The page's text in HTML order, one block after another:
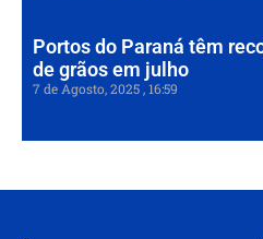
Portos do Paraná têm
de grãos em julho
7 de Agosto, 2025 16:59